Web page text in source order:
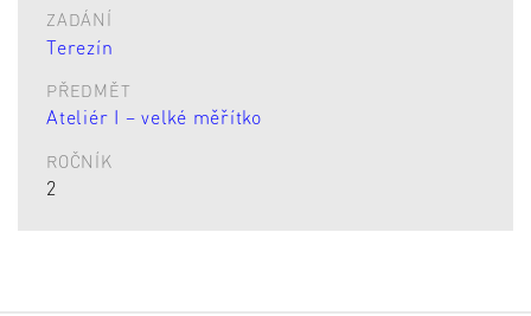
ZADÁNÍ
Terezín
PŘEDMĚT
Ateliér I – velké měřítko
ROČNÍK
2